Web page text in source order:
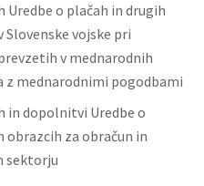
Uredbe o plačah in drugih
vojske pri
v mednarodnih
mednarodnimi pogodbami
in dopolnitvi Uredbe o
za obračun in
sektorju